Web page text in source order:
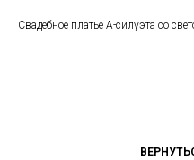
Свадебное платье А-силуэта со